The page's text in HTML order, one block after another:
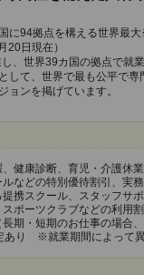
に94拠点を構える世界最
日現在）
、世界39カ国の拠点で就
して、世界で最も公平で専
ョンを掲げています。
健康診断、育児・介護休
などの特別優待割引、実
携スクール、スタッフサ
ポーツクラブなどの利用
期・短期のお仕事の場合
あり ※就業期間によって